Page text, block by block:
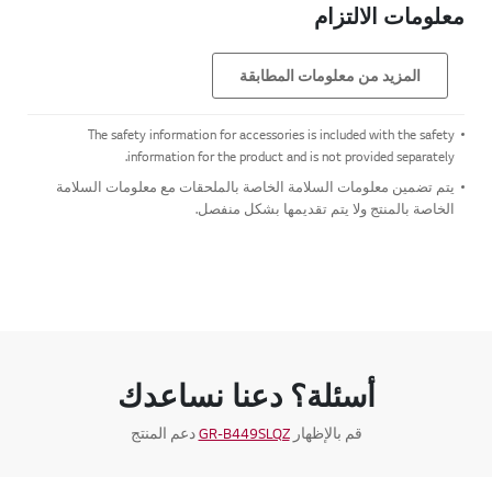
معلومات الالتزام
المزيد من معلومات المطابقة
The safety information for accessories is included with the safety
information for the product and is not provided separately.
يتم تضمين معلومات السلامة الخاصة بالملحقات مع معلومات السلامة
الخاصة بالمنتج ولا يتم تقديمها بشكل منفصل.
أسئلة؟ دعنا نساعدك
قم بالإظهارGR-B449SLQZدعم المنتج